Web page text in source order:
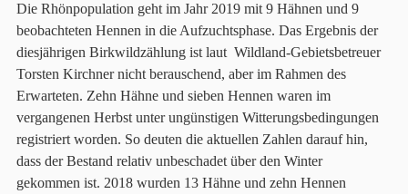
Die Rhönpopulation geht im Jahr 2019 mit 9 Hähnen und 9
beobachteten Hennen in die Aufzuchtsphase. Das Ergebnis der
diesjährigen Birkwildzählung ist laut Wildland-Gebietsbetreuer
Torsten Kirchner nicht berauschend, aber im Rahmen des
Erwarteten. Zehn Hähne und sieben Hennen waren im
vergangenen Herbst unter ungünstigen Witterungsbedingungen
registriert worden. So deuten die aktuellen Zahlen darauf hin,
dass der Bestand relativ unbeschadet über den Winter
gekommen ist. 2018 wurden 13 Hähne und zehn Hennen